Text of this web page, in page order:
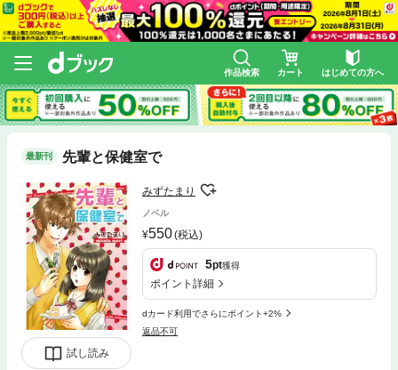
作品検索 カート はじめての方へ
最新刊 先輩と保健室で
試し読み
みずたまり
ノベル
550(税込)
5pt獲得
ポイント詳細
dカード利用でさらにポイント+2%
返品不可